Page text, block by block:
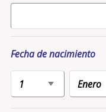
Fecha de nacimiento